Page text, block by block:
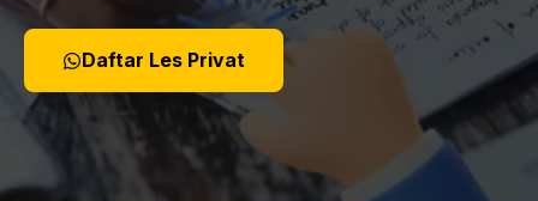
Daftar Les Privat